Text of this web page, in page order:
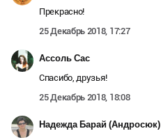
Прекрасно!
25 Декабрь 2018, 17:27
Ассоль Сас
Спасибо, друзья!
25 Декабрь 2018, 18:08
Надежда Барай (Андросюк)